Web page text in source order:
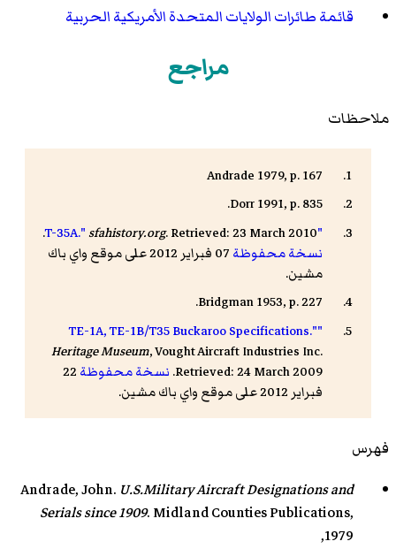
قائمة طائرات الولايات المتحدة الأمريكية الحربية
مراجع
ملاحظات
Andrade 1979, p. 167
Dorr 1991, p. 835.
"T-35A."
sfahistory.org. Retrieved: 23 March 2010.
نسخة محفوظة
07 فبراير 2012 على موقع واي باك
مشين.
Bridgman 1953, p. 227.
"TE-1A, TE-1B/T35 Buckaroo Specifications."
Heritage Museum, Vought Aircraft Industries Inc.
Retrieved: 24 March 2009. نسخة محفوظة 22
فبراير 2012 على موقع واي باك مشين.
فهرس
Andrade, John. U.S.Military Aircraft Designations and
Serials since 1909. Midland Counties Publications,
1979,